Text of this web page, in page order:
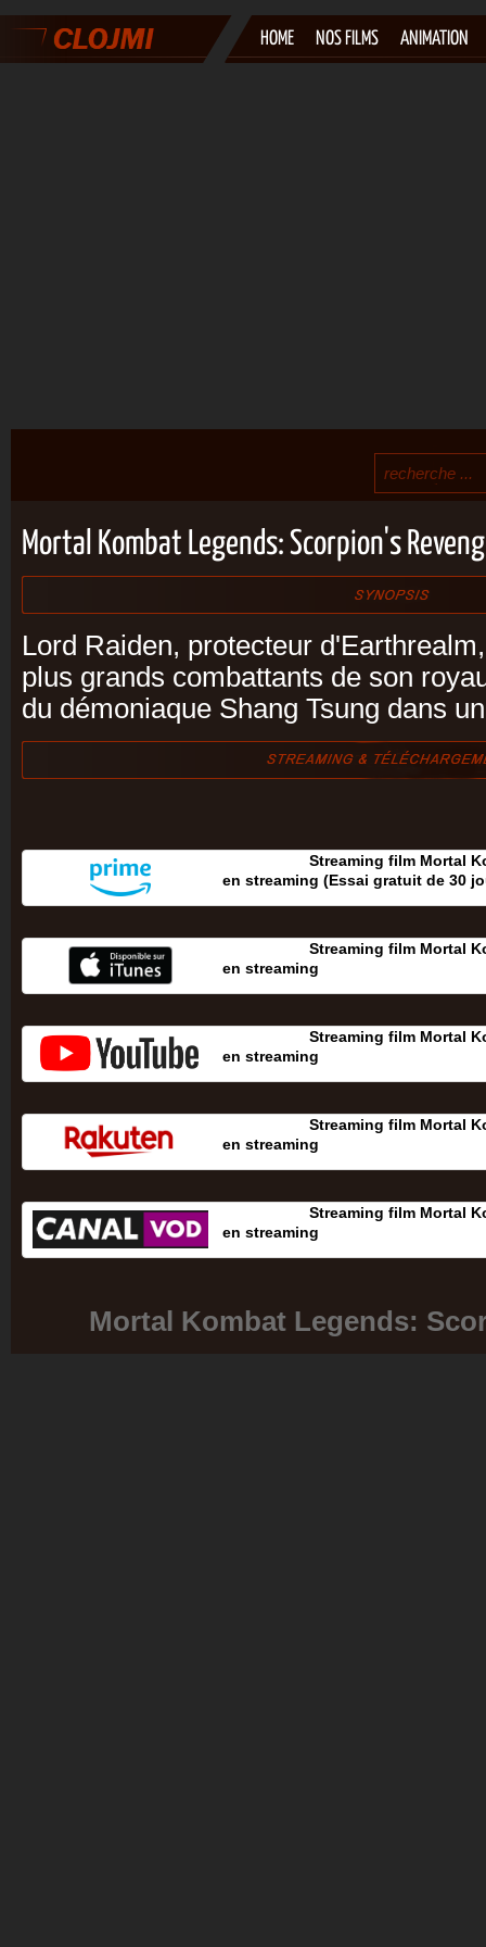
HOME NOS FILMS ANIMATION
Mortal Kombat Legends: Scorpion's
Lord Raiden, protecteur
plus grands combattants de son
du démoniaque Shang Tsung dans
Streaming film Mortal
en streaming (Essai gratuit de 30
Streaming film Mortal
en streaming
Streaming film Mortal
en streaming
Streaming film Mortal
en streaming
Streaming film Mortal
en streaming
Mortal Kombat Legends: